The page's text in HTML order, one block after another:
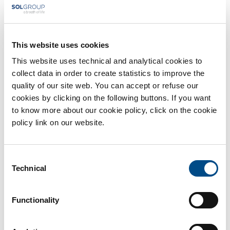
This website uses cookies
This website uses technical and analytical cookies to
collect data in order to create statistics to improve the
quality of our site web. You can accept or refuse our
cookies by clicking on the following buttons. If you want
to know more about our cookie policy, click on the cookie
policy link on our website.
Selection
Technical
Functionality
riconosce in questa un’opportunità di legame e crescita.
Negare un’emozione o ignorarla aumenta invece
convinzione che ciò che sente è sbagliato.
sentimenti del bambino.
Il genitore aiuta a definire ed “etichettare” le
emozioni. Dare il giusto nome ad ogni emozione
permette di conoscerla e quindi gestirla con più
efficacia.
dell’emozione e insegna strategie comportamentali per
emozione: le emozioni non vanno negate o giudicate. Al
disincentivare.